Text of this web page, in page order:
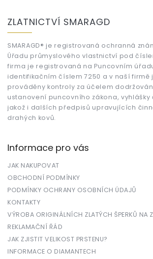
y
ý
p
i
s
u
ZLATNICTVÍ SMARAGD
SMARAGD® je registrovaná ochranná
Úřadu průmyslového vlastnictví pod
firma je registrovaná na Puncovním
identifikačním číslem 7250 a v naší firmě
prováděny kontroly za účelem
ustanovení puncovního zákona, vyhlášky
jakož i dalších předpisů upravujících
drahých kovů.
Informace pro vás
JAK NAKUPOVAT
OBCHODNÍ PODMÍNKY
PODMÍNKY OCHRANY OSOBNÍCH ÚDAJŮ
KONTAKTY
VÝROBA ORIGINÁLNÍCH ZLATÝCH ŠPERKŮ NA
REKLAMAČNÍ ŘÁD
JAK ZJISTIT VELIKOST PRSTENU?
INFORMACE O DIAMANTECH